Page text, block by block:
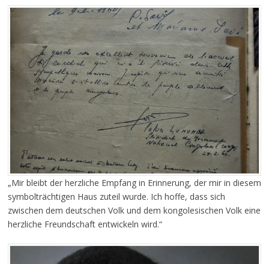
„Mir bleibt der herzliche Empfang in Erinnerung, der mir in diesem
symbolträchtigen Haus zuteil wurde. Ich hoffe, dass sich
zwischen dem deutschen Volk und dem kongolesischen Volk eine
herzliche Freundschaft entwickeln wird.“